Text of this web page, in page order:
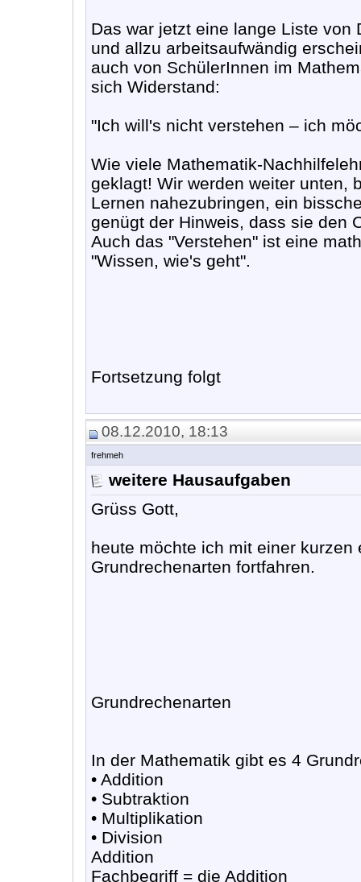
Das war jetzt eine lange Liste
und allzu arbeitsaufwändig
auch von SchülerInnen im
sich Widerstand:
"Ich will's nicht verstehen – ich
Wie viele Mathematik-
geklagt! Wir werden weiter unten,
Lernen nahezubringen, ein
genügt der Hinweis, dass sie den
Auch das "Verstehen" ist eine
"Wissen, wie's geht".
Fortsetzung folgt
08.12.2010, 18:13
frehmeh
weitere Hausaufgaben
Grüss Gott,
heute möchte ich mit einer
Grundrechenarten fortfahren.
Grundrechenarten
In der Mathematik gibt es 4
• Addition
• Subtraktion
• Multiplikation
• Division
Addition
Fachbegriff = die Addition